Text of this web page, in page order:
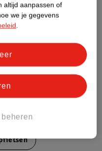
(nog) geen Nature
altijd aanpassen of
we je gegevens
.